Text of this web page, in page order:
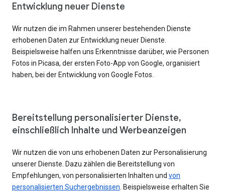
Entwicklung neuer Dienste
Wir nutzen die im Rahmen unserer bestehenden Dienste
erhobenen Daten zur Entwicklung neuer Dienste.
Beispielsweise halfen uns Erkenntnisse darüber, wie Personen
Fotos in Picasa, der ersten Foto-App von Google, organisiert
haben, bei der Entwicklung von Google Fotos.
Bereitstellung personalisierter Dienste,
einschließlich Inhalte und Werbeanzeigen
Wir nutzen die von uns erhobenen Daten zur Personalisierung
unserer Dienste. Dazu zählen die Bereitstellung von
Empfehlungen, von personalisierten Inhalten und von
personalisierten Suchergebnissen . Beispielsweise erhalten Sie